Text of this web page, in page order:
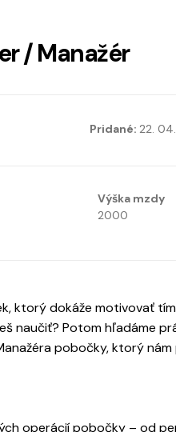
/ Manažér
Pridané: 22.
Výška mzdy
2000
ktorý dokáže motivovať
naučiť? Potom hľadáme
pobočky, ktorý
operácií pobočky – od